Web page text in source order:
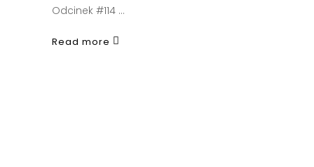
Odcinek #114
Read more